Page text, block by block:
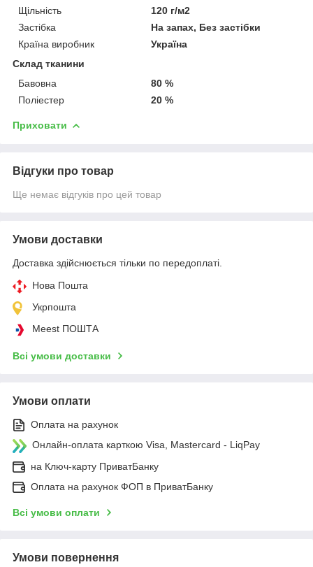
Щільність
120 г/м2
Застібка
На запах, Без застібки
Країна виробник
Україна
Склад тканини
Бавовна
80 %
Поліестер
20 %
Приховати
Відгуки про товар
Ще немає відгуків про цей товар
Умови доставки
Доставка здійснюється тільки по передоплаті.
Нова Пошта
Укрпошта
Meest ПОШТА
Всі умови доставки
Умови оплати
Оплата на рахунок
Онлайн-оплата карткою Visa, Mastercard - LiqPay
на Ключ-карту ПриватБанку
Оплата на рахунок ФОП в ПриватБанку
Всі умови оплати
Умови повернення